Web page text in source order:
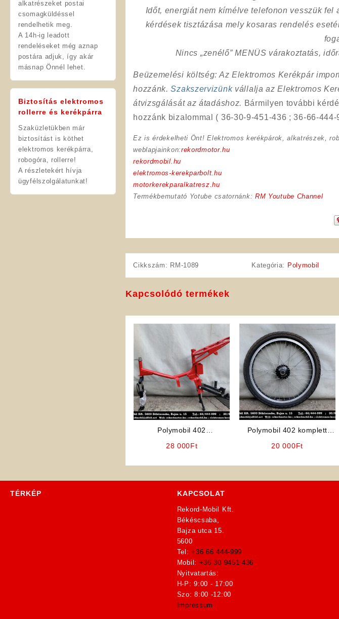
alkatrészeket postai
csomagküldéssel
rendelhetik meg.
A 14h-ig leadott
rendeléseket még aznap
postára adjuk, így akár
másnap Önnél lehet.
Biztosítás elektromos
rollerre és kerékpárra
Szaküzletükben már
biztosítást is köthet
elektromos kerékpárra,
robogóra, rollerre!
A részletekért hívja
ügyfélszolgálatunkat!
Időt, energiát nem kímélvetelefonon vesszük fel
kérdések tisztázása mely kosaras rendelés
Nincs „zenélő” MENÜS várakoztatás,
Beüzemelési költség: Az Elektromos Kerékpár
hozzánk.Szakszervizünk vállalja az Elektromos
átvizsgálását az átadáshoz. Bármilyen további
hozzánk bizalommal ( 36-30-9-451-436 ; 36-66-444-
Ez is érdekelheti Önt! Elektromos kerékpárok, alkatrészek,
weblapjainkon:rekordmotor.hu
rekordmobil.hu
elektromos-kerekparbolt.hu
motorkerekparalkatresz.hu
Termékbemutató Yotube csatornánk: RM Youtube Channel
Cikkszám: RM-1089 Kategória: Polymobil
Kapcsolódó termékek
Polymobil 402
28 000Ft
Polymobil 402 komplett
20 000Ft
TÉRKÉP KAPCSOLAT
Rekord-Mobil Kft.
Békéscsaba,
Bajza utca 15.
5600
Tel:+36 66 444-999
Mobil: +36 30 9451-436
Nyitvatartás:
H-P: 9:00 - 17:00
Szo: 8:00 -12:00
Impressum